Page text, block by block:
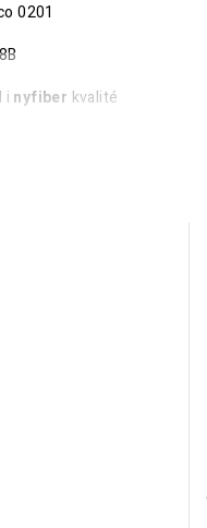
0201
i nyfiber kvalité